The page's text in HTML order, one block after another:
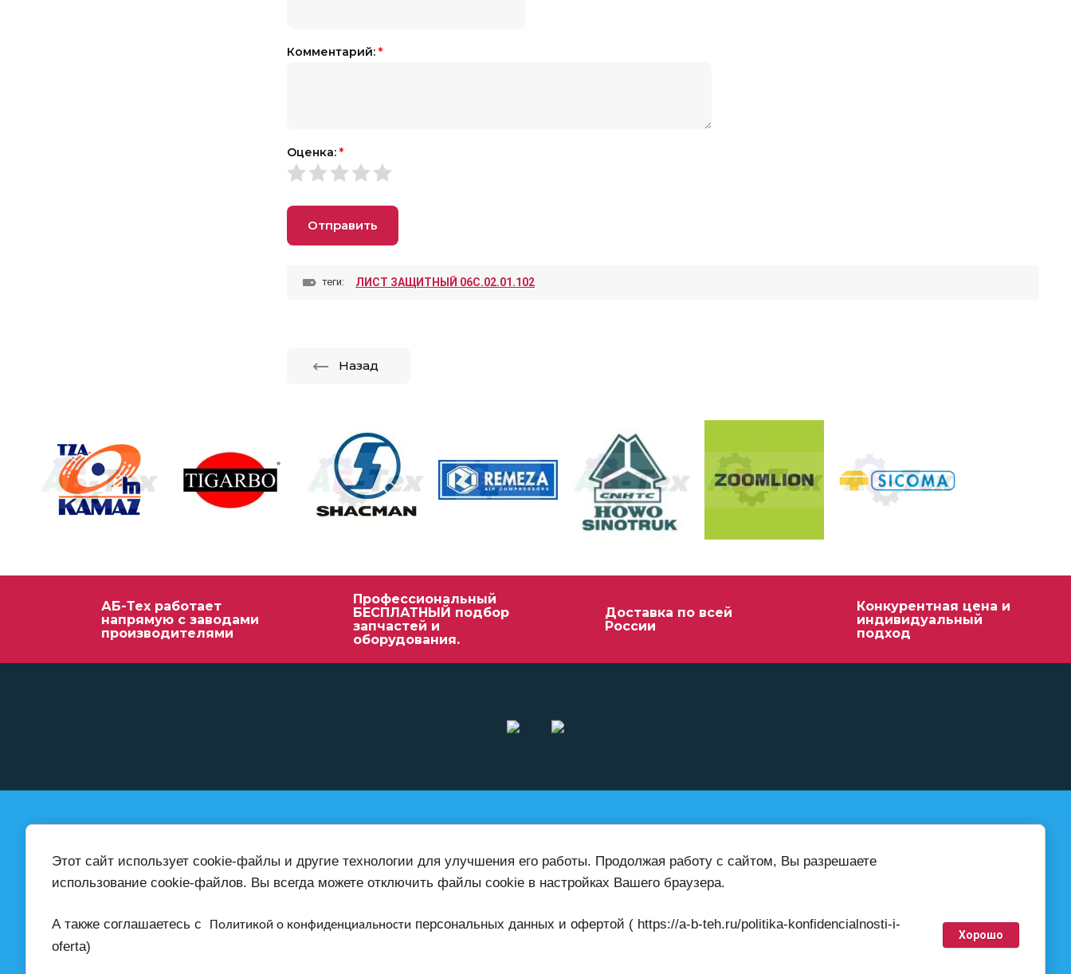
Комментарий: *
Оценка: *
Отправить
теги: ЛИСТ ЗАЩИТНЫЙ 06С.02.01.102
Назад
АБ-Тех работает
напрямую с заводами
производителями
Профессиональный
БЕСПЛАТНЫЙ подбор
запчастей и
оборудования.
Доставка по всей
России
Конкурентная цена и
индивидуальный
подход
© 2024 - 2026 ИП Епишин А.А.
ИНН: 231147180976
ОГРНИП: 324930100026969
+7 (999) 416-00-52
Также пишите нам на
работает по всей
территории России
Этот сайт использует cookie-файлы и другие технологии для улучшения его работы. Продолжая работу с сайтом, Вы разрешаете
использование cookie-файлов. Вы всегда можете отключить файлы cookie в настройках Вашего браузера.
А также соглашаетесь с Политикой о конфиденциальности персональных данных и офертой ( https://a-b-teh.ru/politika-konfidencialnosti-i-
oferta)
Хорошо